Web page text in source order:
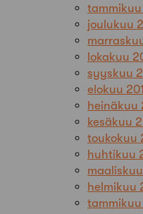
tammikuu
joulukuu
lokakuu
syyskuu
elokuu
heinäkuu
kesäkuu
toukokuu
huhtikuu
helmikuu
tammikuu